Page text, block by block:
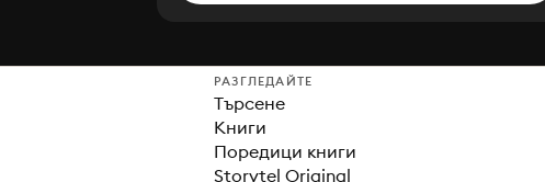
РАЗГЛЕДАЙТЕ
Търсене
Книги
Поредици книги
Storytel Original